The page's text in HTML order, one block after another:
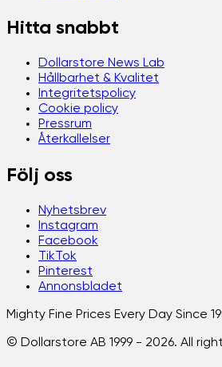
Hitta snabbt
Dollarstore News Lab
Hållbarhet & Kvalitet
Integritetspolicy
Cookie policy
Pressrum
Återkallelser
Följ oss
Nyhetsbrev
Instagram
Facebook
TikTok
Pinterest
Annonsbladet
Mighty Fine Prices Every Day Since
© Dollarstore AB 1999 - 2026. All